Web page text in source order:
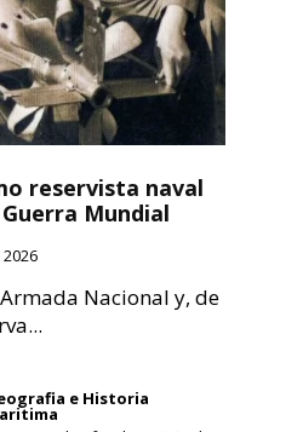
reservista naval
Mundial
Nacional y, de
e Historia